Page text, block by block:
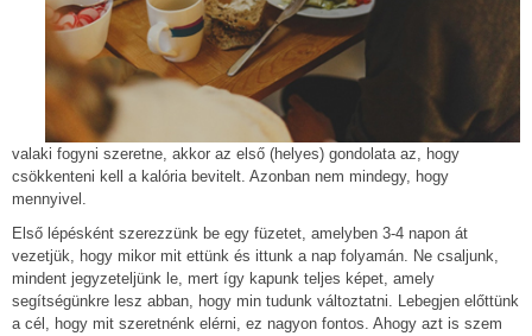
valaki fogyni szeretne, akkor az első (helyes) gondolata az, hogy
csökkenteni kell a kalória bevitelt. Azonban nem mindegy, hogy
mennyivel.
Első lépésként szerezzünk be egy füzetet, amelyben 3-4 napon át
vezetjük, hogy mikor mit ettünk és ittunk a nap folyamán. Ne csaljunk,
mindent jegyzeteljünk le, mert így kapunk teljes képet, amely
segítségünkre lesz abban, hogy min tudunk változtatni. Lebegjen előttünk
a cél, hogy mit szeretnénk elérni, ez nagyon fontos. Ahogy azt is szem